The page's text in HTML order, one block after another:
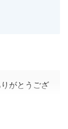
がとうござ